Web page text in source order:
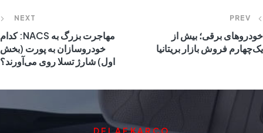
PREV
خودروهای برقی؛ بیش از
یک‌چهارم فروش بازار بریتانیا
NEXT
مهاجرت بزرگ به NACS: کدام
خودروسازان به پورت (بخش
اول) شارژ تسلا روی می‌آورند؟
DELAFKARCO